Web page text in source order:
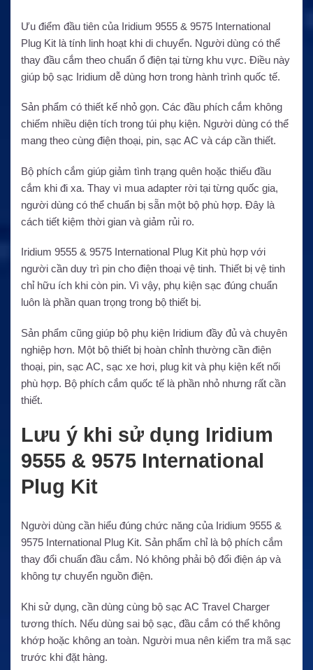
Ưu điểm đầu tiên của Iridium 9555 & 9575 International
Plug Kit là tính linh hoạt khi di chuyển. Người dùng có thể
thay đầu cắm theo chuẩn ổ điện tại từng khu vực. Điều này
giúp bộ sạc Iridium dễ dùng hơn trong hành trình quốc tế.
Sản phẩm có thiết kế nhỏ gọn. Các đầu phích cắm không
chiếm nhiều diện tích trong túi phụ kiện. Người dùng có thể
mang theo cùng điện thoại, pin, sạc AC và cáp cần thiết.
Bộ phích cắm giúp giảm tình trạng quên hoặc thiếu đầu
cắm khi đi xa. Thay vì mua adapter rời tại từng quốc gia,
người dùng có thể chuẩn bị sẵn một bộ phù hợp. Đây là
cách tiết kiệm thời gian và giảm rủi ro.
Iridium 9555 & 9575 International Plug Kit phù hợp với
người cần duy trì pin cho điện thoại vệ tinh. Thiết bị vệ tinh
chỉ hữu ích khi còn pin. Vì vậy, phụ kiện sạc đúng chuẩn
luôn là phần quan trọng trong bộ thiết bị.
Sản phẩm cũng giúp bộ phụ kiện Iridium đầy đủ và chuyên
nghiệp hơn. Một bộ thiết bị hoàn chỉnh thường cần điện
thoại, pin, sạc AC, sạc xe hơi, plug kit và phụ kiện kết nối
phù hợp. Bộ phích cắm quốc tế là phần nhỏ nhưng rất cần
thiết.
Lưu ý khi sử dụng Iridium
9555 & 9575 International
Plug Kit
Người dùng cần hiểu đúng chức năng của Iridium 9555 &
9575 International Plug Kit. Sản phẩm chỉ là bộ phích cắm
thay đổi chuẩn đầu cắm. Nó không phải bộ đổi điện áp và
không tự chuyển nguồn điện.
Khi sử dụng, cần dùng cùng bộ sạc AC Travel Charger
tương thích. Nếu dùng sai bộ sạc, đầu cắm có thể không
khớp hoặc không an toàn. Người mua nên kiểm tra mã sạc
trước khi đặt hàng.